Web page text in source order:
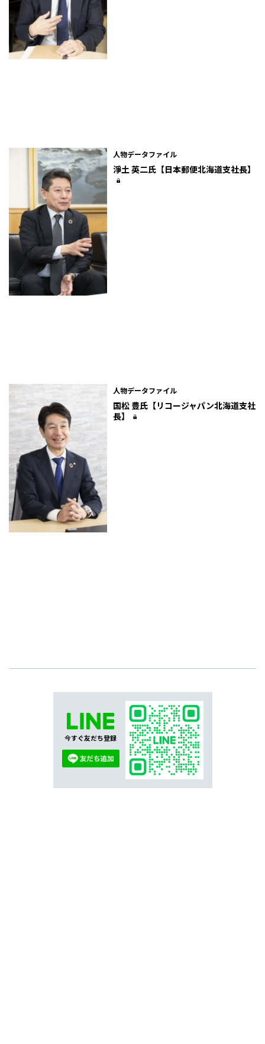
人物データファイル
淨土 英二氏【日本郵便北海道支社長】
人物データファイル
国松 豊氏【リコージャパン北海道支社
長】
今すぐ友だち登録